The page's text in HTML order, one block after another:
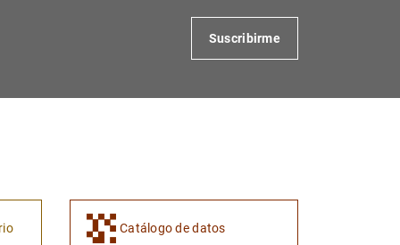
Suscribirme
Catálogo de datos